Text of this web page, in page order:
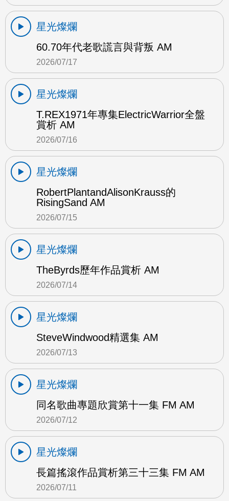
星光燦爛
60.70年代老歌謊言與背叛 AM
2026/07/17
星光燦爛
T.REX1971年專集ElectricWarrior全盤
賞析 AM
2026/07/16
星光燦爛
RobertPlantandAlisonKrauss的
RisingSand AM
2026/07/15
星光燦爛
TheByrds歷年作品賞析 AM
2026/07/14
星光燦爛
SteveWindwood精選集 AM
2026/07/13
星光燦爛
同名歌曲專題欣賞第十一集 FM AM
2026/07/12
星光燦爛
長篇搖滾作品賞析第三十三集 FM AM
2026/07/11